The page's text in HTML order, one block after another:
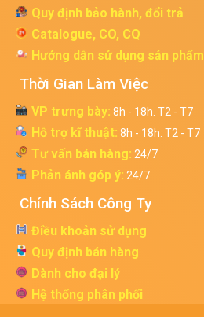
Quy định bảo hành, đổi trả
Catalogue, CO, CQ
Hướng dẫn sử dụng sản phẩm
Thời Gian Làm Việc
VP trưng bày: 8h - 18h. T2 - T7
Hỗ trợ kĩ thuật: 8h - 18h. T2 - T7
Tư vấn bán hàng: 24/7
Phản ánh góp ý: 24/7
Chính Sách Công Ty
Điều khoản sử dụng
Quy định bán hàng
Dành cho đại lý
Hệ thống phân phối